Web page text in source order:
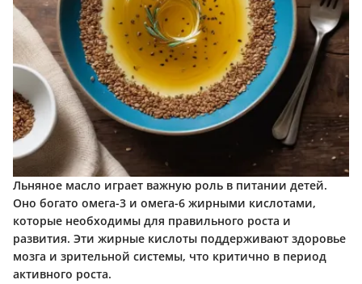
Льняное масло играет важную роль в питании детей.
Оно богато омега-3 и омега-6 жирными кислотами,
которые необходимы для правильного роста и
развития. Эти жирные кислоты поддерживают здоровье
мозга и зрительной системы, что критично в период
активного роста.